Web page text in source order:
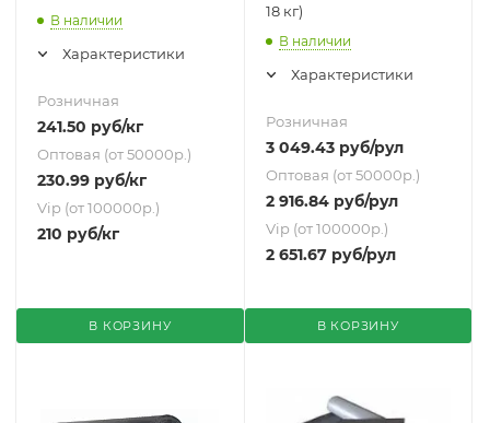
В наличии
Характеристики
Розничная
241.50 руб/кг
Оптовая (от 50000р.)
230.99 руб/кг
Vip (от 100000р.)
210 руб/кг
В КОРЗИНУ
18 кг)
В наличии
Характеристики
Розничная
3 049.43руб/рул
Оптовая (от 50000р.)
2 916.84руб/рул
Vip (от 100000р.)
2 651.67руб/рул
В КОРЗИНУ